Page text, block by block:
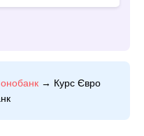
→ Курс Євро